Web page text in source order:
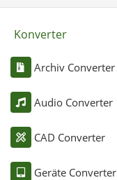
Konverter
Archiv Converter
Audio Converter
CAD Converter
Geräte Converter